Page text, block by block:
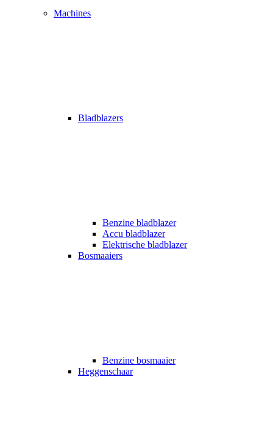
Machines
Bladblazers
Benzine bladblazer
Accu bladblazer
Elektrische bladblazer
Bosmaaiers
Benzine bosmaaier
Heggenschaar